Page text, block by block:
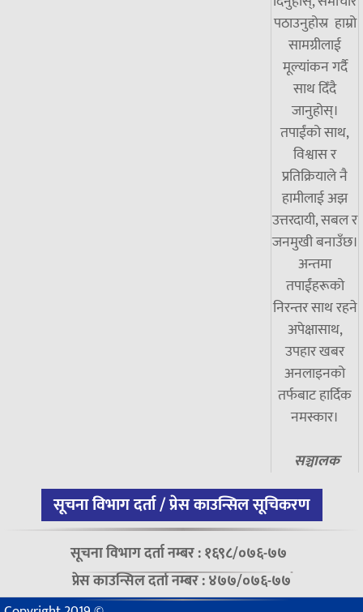
पठाउनुहोस्र हाम्रो
सामग्रीलाई
मूल्यांकन गर्दै
साथ दिँदै
जानुहोस्।
तपाईंको साथ,
विश्वास र
प्रतिक्रियाले नै
हामीलाई अझ
उत्तरदायी, सबल र
जनमुखी बनाउँछ।
अन्तमा
तपाईंहरूको
निरन्तर साथ रहने
अपेक्षासाथ,
उपहार खबर
अनलाइनको
तर्फबाट हार्दिक
नमस्कार।
सञ्चालक
सूचना विभाग दर्ता / प्रेस काउन्सिल सूचिकरण
सूचना विभाग दर्ता नम्बर : १६९८/०७६-७७
प्रेस काउन्सिल दर्ता नम्बर : ४७७/०७६-७७